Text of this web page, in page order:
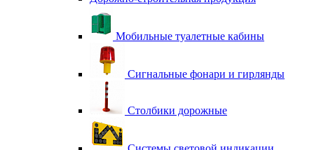
Мобильные туалетные кабины
Сигнальные фонари и гирлянды
Столбики дорожные